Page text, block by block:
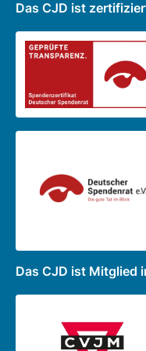
Das CJD ist
Das CJD ist Mitglied